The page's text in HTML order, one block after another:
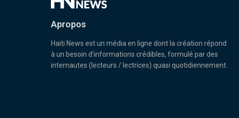
Apropos
Haiti News est un média en ligne dont la création répond
à un besoin d’informations crédibles, formulé par des
internautes (lecteurs / lectrices) quasi quotidiennement.